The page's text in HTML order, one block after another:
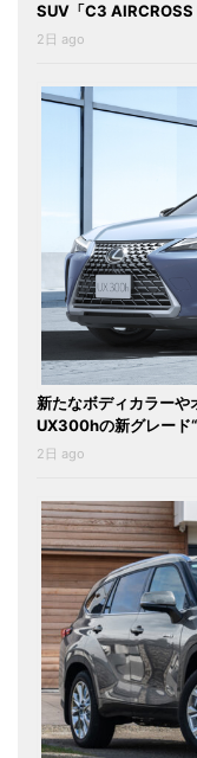
SUV「C3 AIRCROSS
2日 ago
新たなボディカラーや
UX300hの新グレード
2日 ago